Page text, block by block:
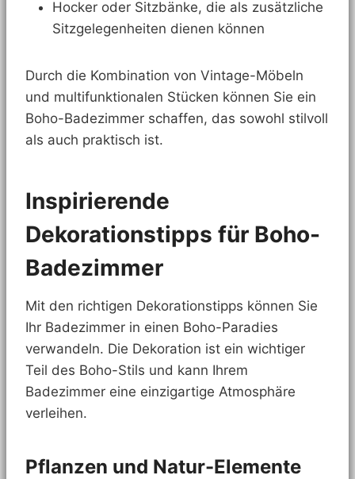
Hocker oder Sitzbänke, die als zusätzliche
Sitzgelegenheiten dienen können
Durch die Kombination von Vintage-Möbeln
und multifunktionalen Stücken können Sie ein
Boho-Badezimmer schaffen, das sowohl stilvoll
als auch praktisch ist.
Inspirierende
Dekorationstipps für Boho-
Badezimmer
Mit den richtigen Dekorationstipps können Sie
Ihr Badezimmer in einen Boho-Paradies
verwandeln. Die Dekoration ist ein wichtiger
Teil des Boho-Stils und kann Ihrem
Badezimmer eine einzigartige Atmosphäre
verleihen.
Pflanzen und Natur-Elemente